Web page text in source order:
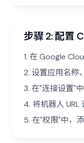
步骤 2: 配置
在 Google
设置应用名称
在"连接设置"
将机器人
在"权限"中，